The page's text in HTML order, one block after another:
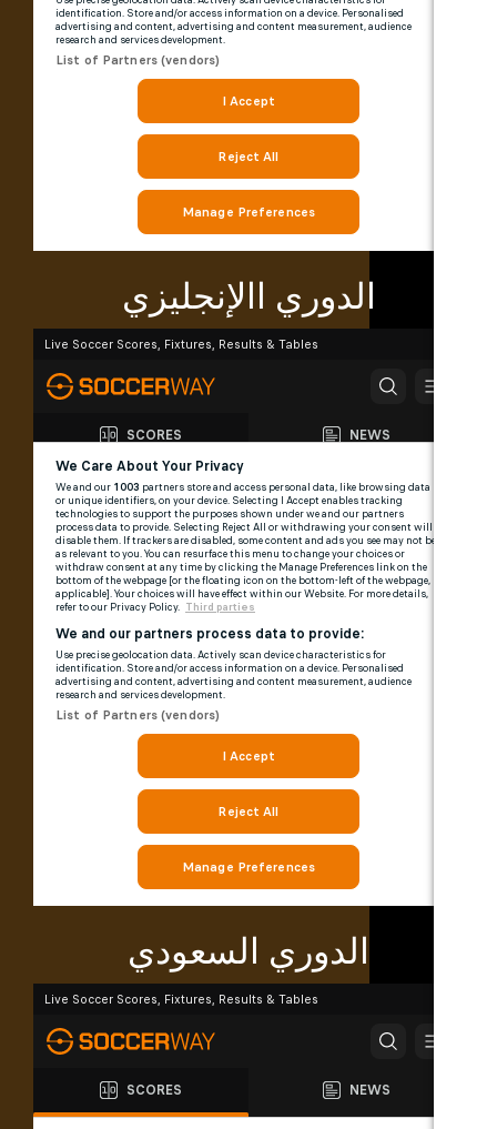
الدوري االإنجليزي
الدوري السعودي